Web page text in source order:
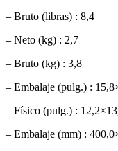
– Bruto (libras) : 8,4
– Neto (kg) : 2,7
– Bruto (kg) : 3,8
– Embalaje (pulg.) :
– Físico (pulg.) :
– Embalaje (mm) :